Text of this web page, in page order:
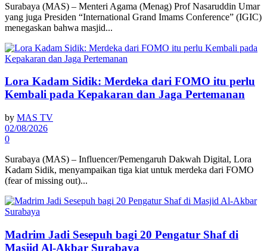
Surabaya (MAS) – Menteri Agama (Menag) Prof Nasaruddin Umar
yang juga Presiden “International Grand Imams Conference” (IGIC)
menegaskan bahwa masjid...
Lora Kadam Sidik: Merdeka dari FOMO itu perlu
Kembali pada Kepakaran dan Jaga Pertemanan
by MAS TV
02/08/2026
0
Surabaya (MAS) – Influencer/Pemengaruh Dakwah Digital, Lora
Kadam Sidik, menyampaikan tiga kiat untuk merdeka dari FOMO
(fear of missing out)...
Madrim Jadi Sesepuh bagi 20 Pengatur Shaf di
Masjid Al-Akbar Surabaya